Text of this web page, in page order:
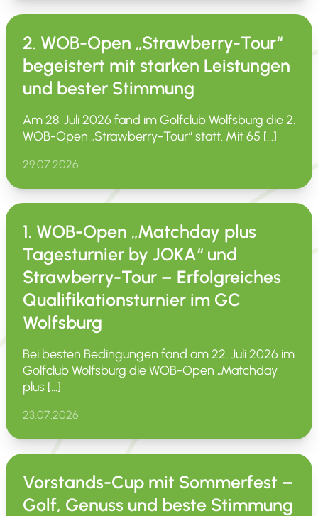
2. WOB-Open „Strawberry-Tour“
begeistert mit starken Leistungen
und bester Stimmung
Am 28. Juli 2026 fand im Golfclub Wolfsburg die 2.
WOB-Open „Straw­­berry-Tour“ statt. Mit 65 […]
29.07.2026
1. WOB-Open „Matchday plus
Tagesturnier by JOKA“ und
Strawberry-Tour – Erfolgreiches
Qualifikationsturnier im GC
Wolfsburg
Bei besten Bedin­gungen fand am 22. Juli 2026 im
Golfclub Wolfsburg die WOB-Open „Matchday
plus […]
23.07.2026
Vorstands-Cup mit Sommerfest –
Golf, Genuss und beste Stimmung